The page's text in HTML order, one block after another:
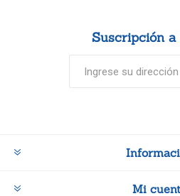
Suscripción a
Mi